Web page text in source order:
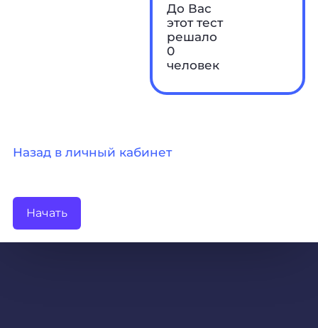
До Вас
этот тест
решало
0
человек
Назад в личный кабинет
Начать